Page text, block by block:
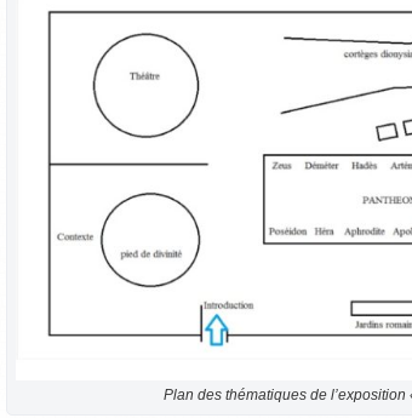
Plan des thématiques de l’exposition